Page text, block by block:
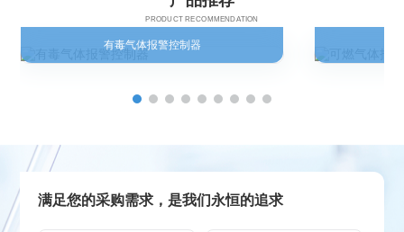
PRODUCT RECOMMENDATION
有毒气体报警控制器
满足您的采购需求，是我们永恒的追求